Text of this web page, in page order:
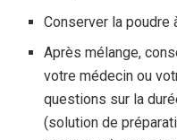
Conserver la poudre
Après mélange,
votre médecin ou
questions sur la
(solution de